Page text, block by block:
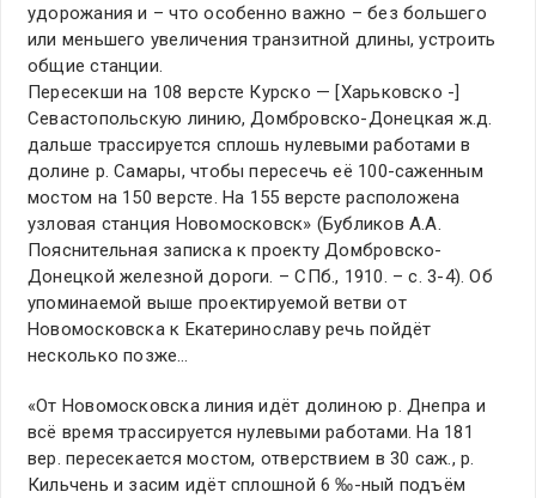
удорожания и – что особенно важно – без большего
или меньшего увеличения транзитной длины, устроить
общие станции.
Пересекши на 108 версте Курско — [Харьковско -]
Севастопольскую линию, Домбровско-Донецкая ж.д.
дальше трассируется сплошь нулевыми работами в
долине р. Самары, чтобы пересечь её 100-саженным
мостом на 150 версте. На 155 версте расположена
узловая станция Новомосковск» (Бубликов А.А.
Пояснительная записка к проекту Домбровско-
Донецкой железной дороги. – СПб., 1910. – с. 3-4). Об
упоминаемой выше проектируемой ветви от
Новомосковска к Екатеринославу речь пойдёт
несколько позже…
«От Новомосковска линия идёт долиною р. Днепра и
всё время трассируется нулевыми работами. На 181
вер. пересекается мостом, отверствием в 30 саж., р.
Кильчень и засим идёт сплошной 6 ‰-ный подъём